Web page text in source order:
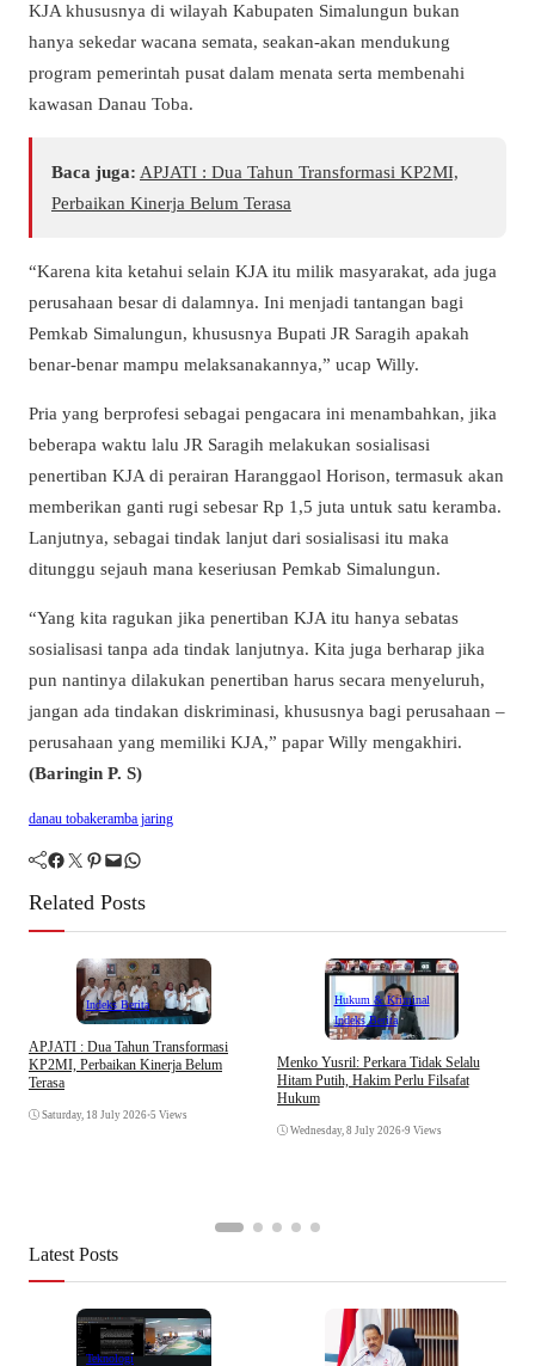
KJA khususnya di wilayah Kabupaten Simalungun bukan
hanya sekedar wacana semata, seakan-akan mendukung
program pemerintah pusat dalam menata serta membenahi
kawasan Danau Toba.
Baca juga: APJATI : Dua Tahun Transformasi KP2MI,
Perbaikan Kinerja Belum Terasa
“Karena kita ketahui selain KJA itu milik masyarakat, ada juga
perusahaan besar di dalamnya. Ini menjadi tantangan bagi
Pemkab Simalungun, khususnya Bupati JR Saragih apakah
benar-benar mampu melaksanakannya,” ucap Willy.
Pria yang berprofesi sebagai pengacara ini menambahkan, jika
beberapa waktu lalu JR Saragih melakukan sosialisasi
penertiban KJA di perairan Haranggaol Horison, termasuk akan
memberikan ganti rugi sebesar Rp 1,5 juta untuk satu keramba.
Lanjutnya, sebagai tindak lanjut dari sosialisasi itu maka
ditunggu sejauh mana keseriusan Pemkab Simalungun.
“Yang kita ragukan jika penertiban KJA itu hanya sebatas
sosialisasi tanpa ada tindak lanjutnya. Kita juga berharap jika
pun nantinya dilakukan penertiban harus secara menyeluruh,
jangan ada tindakan diskriminasi, khususnya bagi perusahaan –
perusahaan yang memiliki KJA,” papar Willy mengakhiri.
(Baringin P. S)
danau tobakeramba jaring
Facebook Twitter Pinterest Mail WhatsApp
Related Posts
Indeks Berita
APJATI : Dua Tahun Transformasi
KP2MI, Perbaikan Kinerja Belum
Terasa
Saturday, 18 July 2026•5 Views
Hukum & Kriminal
Indeks Berita
Menko Yusril: Perkara Tidak Selalu
Hitam Putih, Hakim Perlu Filsafat
Hukum
Wednesday, 8 July 2026•9 Views
Latest Posts
Teknologi